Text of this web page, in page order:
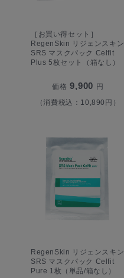
［お買い得セット］
RegenSkin リジェンスキン
SRS マスクパック Celfit
Plus 5枚セット（箱なし）
価格 9,900 円
（消費税込：10,890円）
RegenSkin リジェンスキン
SRS マスクパック Celfit
Pure 1枚（単品/箱なし）